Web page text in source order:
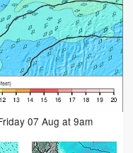
07 Aug at 9am